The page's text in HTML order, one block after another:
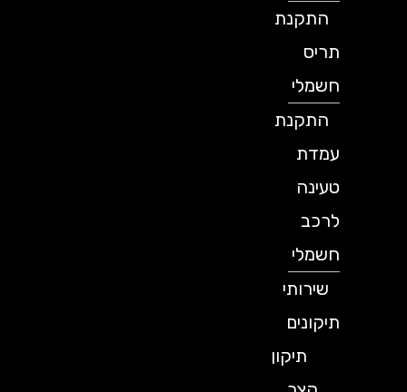
התקנת
תריס
חשמלי
התקנת
עמדת
טעינה
לרכב
חשמלי
שירותי
תיקונים
תיקון